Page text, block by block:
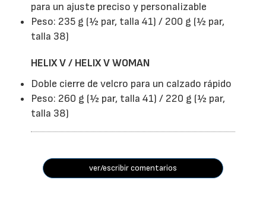
para un ajuste preciso y personalizable
Peso: 235 g (½ par, talla 41) / 200 g (½ par,
talla 38)
HELIX V / HELIX V WOMAN
Doble cierre de velcro para un calzado rápido
Peso: 260 g (½ par, talla 41) / 220 g (½ par,
talla 38)
ver/escribir comentarios